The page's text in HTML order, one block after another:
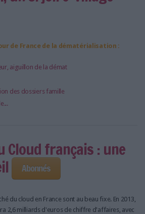
de France de la dématérialisation :
aiguillon de la démat
des dossiers famille
Cloud français : une
Abonnés
du cloud en France sont au beau fixe. En 2013,
2,6 milliards d'euros de chiffre d'affaires, avec